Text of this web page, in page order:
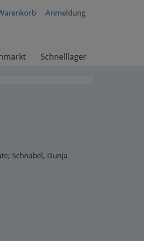
Anmeldung
Schnelllager
Schnabel, Dunja